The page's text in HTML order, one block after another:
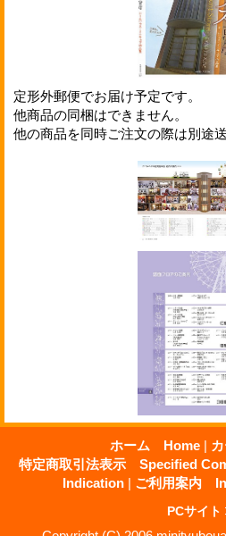
定形外郵便でお届け予定です。
他商品の同梱はできません。
他の商品を同時ご注文の際は別途
ホーム Home |
特定商取引法表示 Specified
Indication | ご利用案内
PCサイト